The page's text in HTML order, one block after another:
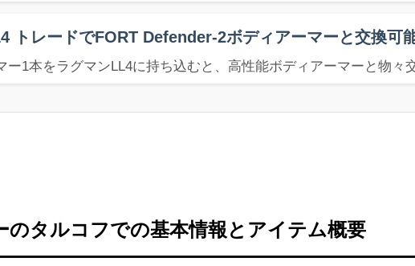
トレードでFORT Defender-2ボディアーマーと交換可
ー1本をラグマンLL4に持ち込むと、高性能ボディアーマーと物々
のタルコフでの基本情報とアイテム概要